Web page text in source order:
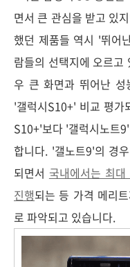
면서 큰 관심을 받고 있
했던 제품들 역시 '뛰어
람들의 선택지에 오르
우 큰 화면과 뛰어난 성
'갤럭시S10+' 비교 평가
S10+'보다 '갤럭시노트
합니다. '갤노트9'의 경
되면서 국내에서는 최
진행되는 등 가격 메리
로 파악되고 있습니다.